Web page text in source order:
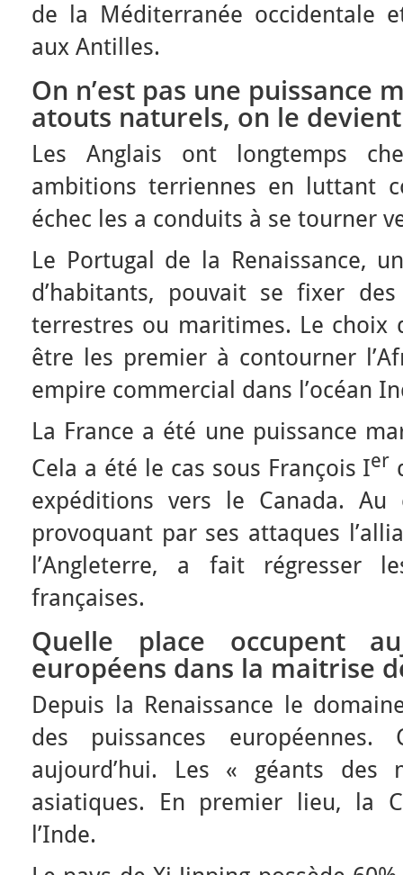
de la Méditerranée occidentale
aux Antilles.
On n’est pas une puissance
atouts naturels, on le
Les Anglais ont longtemps
ambitions terriennes en luttant
échec les a conduits à se tourner
Le Portugal de la Renaissance,
d’habitants, pouvait se fixer
terrestres ou maritimes. Le choix
être les premier à contourner
empire commercial dans l’océan
La France a été une puissance
Cela a été le cas sous François Ier
expéditions vers le Canada. Au
provoquant par ses attaques
l’Angleterre, a fait régresser
françaises.
Quelle place occupent
européens dans la maitrise
Depuis la Renaissance le
des puissances
aujourd’hui. Les « géants
asiatiques. En premier lieu, la
l’Inde.